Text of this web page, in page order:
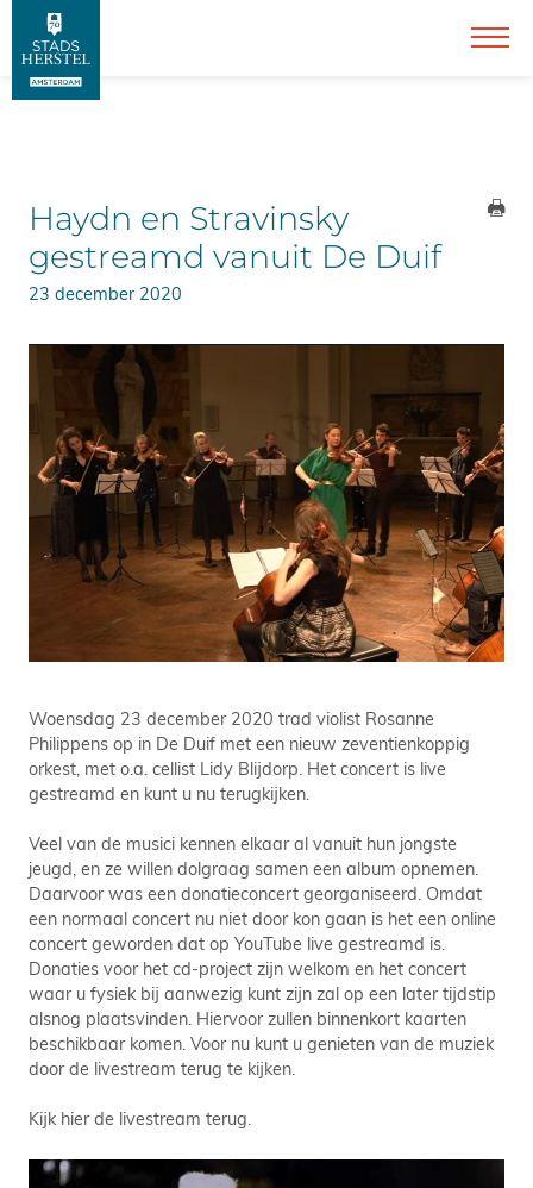
Haydn en Stravinsky
gestreamd vanuit De Duif
23 december 2020
Woensdag 23 december 2020 trad violist Rosanne
Philippens op in De Duif met een nieuw zeventienkoppig
orkest, met o.a. cellist Lidy Blijdorp. Het concert is live
gestreamd en kunt u nu terugkijken.
Veel van de musici kennen elkaar al vanuit hun jongste
jeugd, en ze willen dolgraag samen een album opnemen.
Daarvoor was een donatieconcert georganiseerd. Omdat
een normaal concert nu niet door kon gaan is het een online
concert geworden dat op YouTube live gestreamd is.
Donaties voor het cd-project zijn welkom en het concert
waar u fysiek bij aanwezig kunt zijn zal op een later tijdstip
alsnog plaatsvinden. Hiervoor zullen binnenkort kaarten
beschikbaar komen. Voor nu kunt u genieten van de muziek
door de livestream terug te kijken.
Kijk hier de livestream terug.